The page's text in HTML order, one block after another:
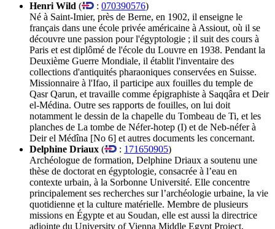
Henri Wild ( : 070390576)
Né à Saint-Imier, près de Berne, en 1902, il enseigne le
français dans une école privée américaine à Assiout, où il se
découvre une passion pour l'égyptologie ; il suit des cours à
Paris et est diplômé de l'école du Louvre en 1938. Pendant la
Deuxième Guerre Mondiale, il établit l'inventaire des
collections d'antiquités pharaoniques conservées en Suisse.
Missionnaire à l'Ifao, il participe aux fouilles du temple de
Qasr Qarun, et travaille comme épigraphiste à Saqqâra et Deir
el-Médina. Outre ses rapports de fouilles, on lui doit
notamment le dessin de la chapelle du Tombeau de Ti, et les
planches de La tombe de Néfer-hotep (I) et de Neb-néfer à
Deir el Médîna [No 6] et autres documents les concernant.
Delphine Driaux ( : 171650905)
Archéologue de formation, Delphine Driaux a soutenu une
thèse de doctorat en égyptologie, consacrée à l’eau en
contexte urbain, à la Sorbonne Université. Elle concentre
principalement ses recherches sur l’archéologie urbaine, la vie
quotidienne et la culture matérielle. Membre de plusieurs
missions en Égypte et au Soudan, elle est aussi la directrice
adjointe du University of Vienna Middle Egypt Project.